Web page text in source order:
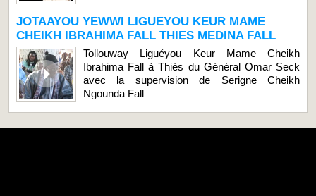
JOTAAYOU YEWWI LIGUEYOU KEUR MAME
CHEIKH IBRAHIMA FALL THIES MEDINA FALL
Tollouway Liguéyou Keur Mame Cheikh
Ibrahima Fall à Thiés du Général Omar Seck
avec la supervision de Serigne Cheikh
Ngounda Fall